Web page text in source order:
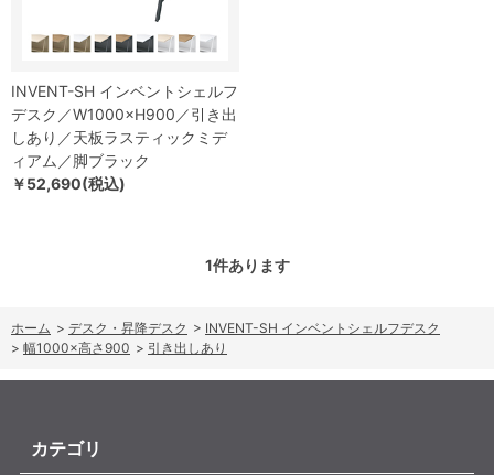
INVENT-SH インベントシェルフ
デスク／W1000×H900／引き出
しあり／天板ラスティックミデ
ィアム／脚ブラック
￥52,690(税込)
1件あります
ホーム > デスク・昇降デスク > INVENT-SH インベントシェルフデスク
> 幅1000×高さ900 > 引き出しあり
カテゴリ